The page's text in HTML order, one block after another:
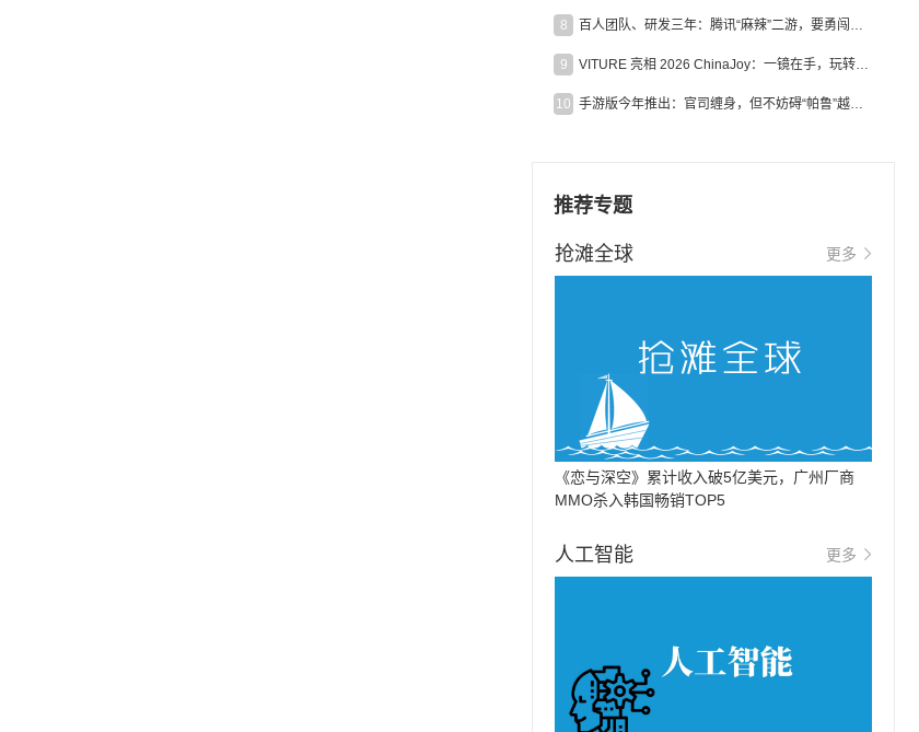
8 百人团队、研发三年：腾讯“麻辣”二游，要勇闯男性恋爱市场
9 VITURE 亮相 2026 ChinaJoy：一镜在手，玩转全场！
10 手游版今年推出：官司缠身，但不妨碍“帕鲁”越来越火
推荐专题
抢滩全球 更多
《恋与深空》累计收入破5亿美元，广州厂商
MMO杀入韩国畅销TOP5
人工智能 更多